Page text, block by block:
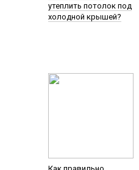
утеплить потолок под
холодной крышей?